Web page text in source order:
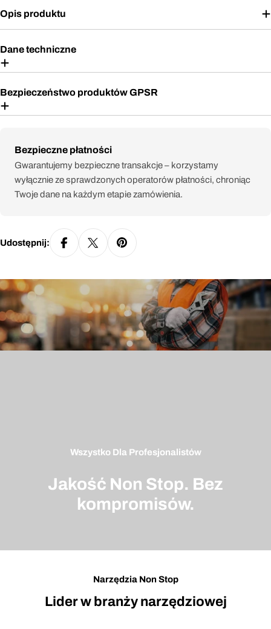
Opis produktu
Dane techniczne
Bezpieczeństwo produktów GPSR
Bezpieczne płatności
Metody
płatności
Gwarantujemy bezpieczne transakcje – korzystamy
wyłącznie ze sprawdzonych operatorów płatności, chroniąc
Twoje dane na każdym etapie zamówienia.
Udostępnij:
Wszystko Dla Profesjonalistów
Jakość Non Stop. Bez
kompromisów.
Narzędzia Non Stop
Lider w branży narzędziowej